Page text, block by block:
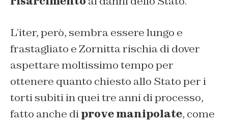
L’iter, però, sembra essere lungo e
frastagliato e Zornitta rischia di dover
aspettare moltissimo tempo per
ottenere quanto chiesto allo Stato per i
torti subiti in quei tre anni di processo,
fatto anche diprove manipolate, come